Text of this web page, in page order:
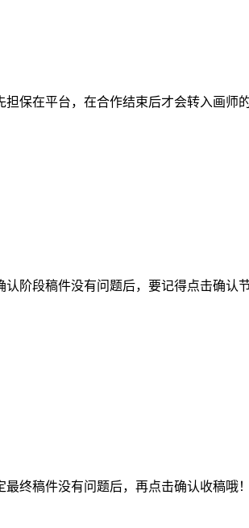
在平台，在合作结束后才会转入画师的
阶段稿件没有问题后，要记得点击确认
终稿件没有问题后，再点击确认收稿哦！